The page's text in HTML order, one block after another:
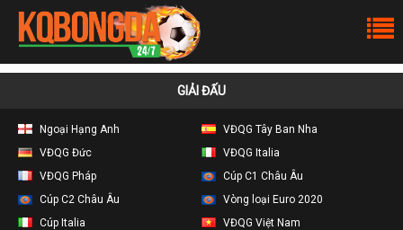
GIẢI ĐẤU
Ngoại Hạng Anh
VĐQG Tây Ban Nha
VĐQG Đức
VĐQG Italia
VĐQG Pháp
Cúp C1 Châu Âu
Cúp C2 Châu Âu
Vòng loại Euro 2020
Cúp Italia
VĐQG Việt Nam